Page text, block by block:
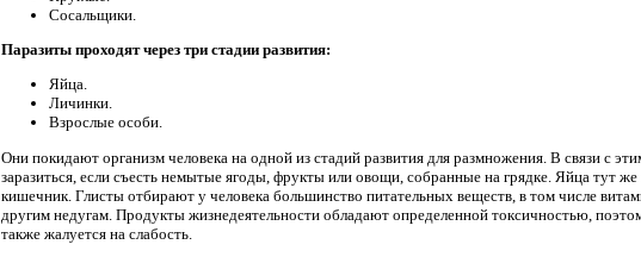
Сосальщики.
Паразиты проходят через три стадии развития:
Яйца.
Личинки.
Взрослые особи.
Они покидают организм человека на одной из стадий развития для размножения. В связи с
заразиться, если съесть немытые ягоды, фрукты или овощи, собранные на грядке. Яйца тут
кишечник. Глисты отбирают у человека большинство питательных веществ, в том числе
другим недугам. Продукты жизнедеятельности обладают определенной токсичностью,
также жалуется на слабость.